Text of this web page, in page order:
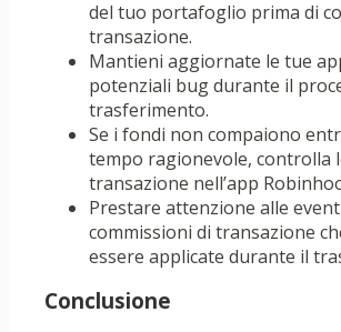
del tuo portafoglio prima di
transazione.
Mantieni aggiornate le tue
potenziali bug durante il
trasferimento.
Se i fondi non compaiono
tempo ragionevole, controlla
transazione nell’app
Prestare attenzione alle
commissioni di transazione
essere applicate durante il
Conclusione